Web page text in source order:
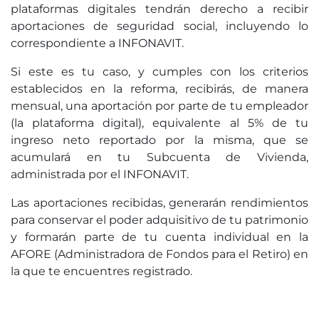
plataformas digitales tendrán derecho a recibir
aportaciones de seguridad social, incluyendo lo
correspondiente a INFONAVIT.
Si este es tu caso, y cumples con los criterios
establecidos en la reforma, recibirás, de manera
mensual, una aportación por parte de tu empleador
(la plataforma digital), equivalente al 5% de tu
ingreso neto reportado por la misma, que se
acumulará en tu Subcuenta de Vivienda,
administrada por el INFONAVIT.
Las aportaciones recibidas, generarán rendimientos
para conservar el poder adquisitivo de tu patrimonio
y formarán parte de tu cuenta individual en la
AFORE (Administradora de Fondos para el Retiro) en
la que te encuentres registrado.